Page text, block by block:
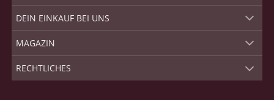
DEIN EINKAUF BEI UNS
MAGAZIN
RECHTLICHES